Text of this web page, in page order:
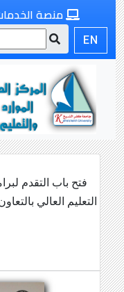
منصة
EN
فتح باب التقدم
التعليم العالي